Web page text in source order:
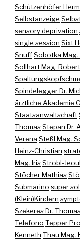
Schützenhöfer
Selbstanzeige
sensory deprivation
single session Sixt
SnuffSobotka
Sollhart Mag.
Spindelegger Dr.
ärztliche Akademie
Staatsanwaltschaft
ThomasStepan Dr.
Verena Steßl Mag.
Heinz-Christian
Mag. IrisStrobl-
Stöcher Mathias
Submarino super
(Klein)Kindern
Szekeres Dr.
Telefono Tepper
Kenneth Thau Mag.